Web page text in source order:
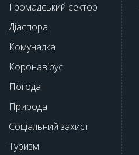
Громадський сектор
Діаспора
Комуналка
Коронавірус
Погода
Природа
Соціальний захист
Туризм